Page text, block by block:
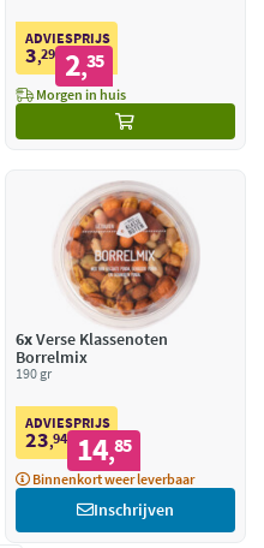
ADVIESPRIJS
3,29 2,35
Morgen in huis
6xVerse Klassenoten
Borrelmix
190 gr
ADVIESPRIJS
23,94 14,85
Binnenkort weer leverbaar
Inschrijven